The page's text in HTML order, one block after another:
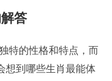
答
特的性格和特点，而
想到哪些生肖最能体